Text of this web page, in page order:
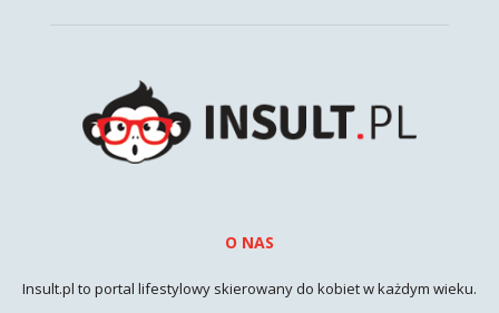
O NAS
Insult.pl to portal lifestylowy skierowany do kobiet w każdym wieku.